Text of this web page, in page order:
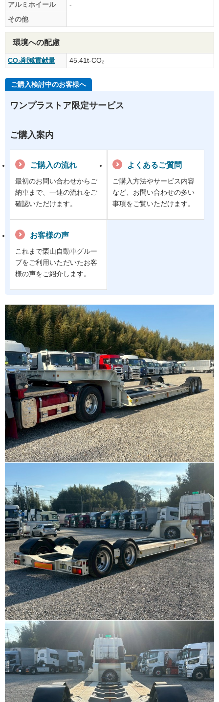
アルミホイール
-
その他
環境への配慮
CO₂削減貢献量 45.41t-CO₂
ご購入検討中のお客様へ
ワンプラストア限定サービス
ご購入案内
ご購入の流れ
最初のお問い合わせからご
納車まで、一連の流れをご
確認いただけます。
よくあるご質問
ご購入方法やサービス内容
など、お問い合わせの多い
事項をご覧いただけます。
お客様の声
これまで栗山自動車グルー
プをご利用いただいたお客
様の声をご紹介します。